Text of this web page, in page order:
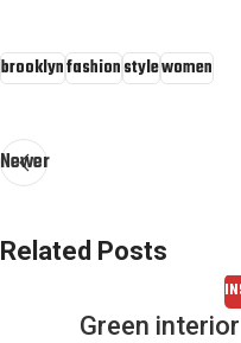
brooklynfashionstylewomen
Newer
Related Posts
Green